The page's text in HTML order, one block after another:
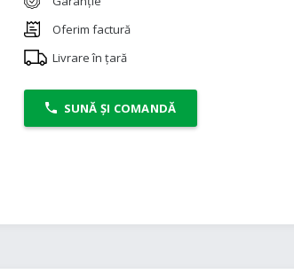
Oferim factură
Livrare în țară
SUNĂ ȘI COMANDĂ